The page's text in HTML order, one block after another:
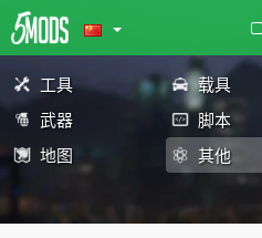
工具 载具
武器
脚本
地图
其他